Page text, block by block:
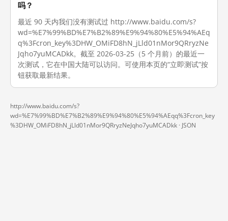
吗？
最近 90 天内我们没有测试过 http://www.baidu.com/s?
wd=%E7%99%BD%E7%B2%89%E9%94%80%E5%94%AEq
q%3Fcron_key%3DHW_OMiFD8hN_jLld01nMor9QRryzNe
Jqho7yuMCADkk。截至 2026-03-25（5 个月前）的最近一
次测试，它在中国大陆可以访问。可使用本页的“立即测试”按
钮获取最新结果。
http://www.baidu.com/s?
wd=%E7%99%BD%E7%B2%89%E9%94%80%E5%94%AEqq%3Fcron_key
%3DHW_OMiFD8hN_jLld01nMor9QRryzNeJqho7yuMCADkk · JSON